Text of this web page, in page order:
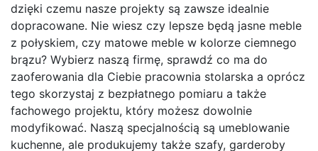
dzięki czemu nasze projekty są zawsze idealnie
dopracowane. Nie wiesz czy lepsze będą jasne meble
z połyskiem, czy matowe meble w kolorze ciemnego
brązu? Wybierz naszą firmę, sprawdź co ma do
zaoferowania dla Ciebie pracownia stolarska a oprócz
tego skorzystaj z bezpłatnego pomiaru a także
fachowego projektu, który możesz dowolnie
modyfikować. Naszą specjalnością są umeblowanie
kuchenne, ale produkujemy także szafy, garderoby